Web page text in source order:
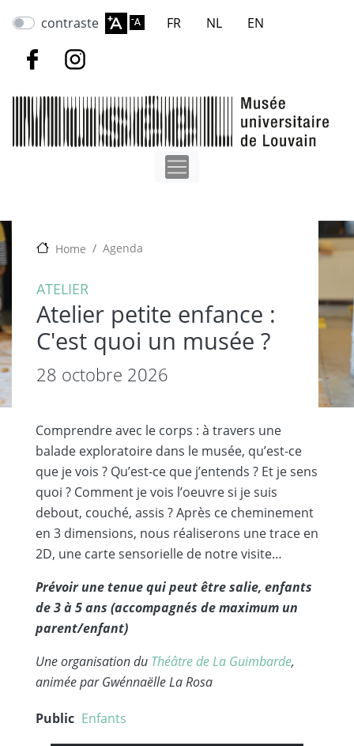
au
contraste FR NL EN
Home Agenda
ATELIER
Atelier petite enfance :
C'est quoi un musée ?
28 octobre 2026
Comprendre avec le corps : à travers une
balade exploratoire dans le musée, quʼest-ce
que je vois ? Quʼest-ce que jʼentends ? Et je sens
quoi ? Comment je vois lʼoeuvre si je suis
debout, couché, assis ? Après ce cheminement
en 3 dimensions, nous réaliserons une trace en
2D, une carte sensorielle de notre visite…
Prévoir une tenue qui peut être salie, enfants
de 3 à 5 ans (accompagnés de maximum un
parent/enfant)
Une organisation du Théâtre de La Guimbarde,
animée par Gwénnaëlle La Rosa
Public Enfants